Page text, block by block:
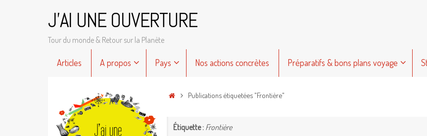
J'AI UNE OUVERTURE
Tour du monde & Retour sur la Planète
Articles A propos Pays Nos actions concrètes Préparatifs & bons plans voyage
AccueilPublications étiquetées "Frontière"
Étiquette : Frontière